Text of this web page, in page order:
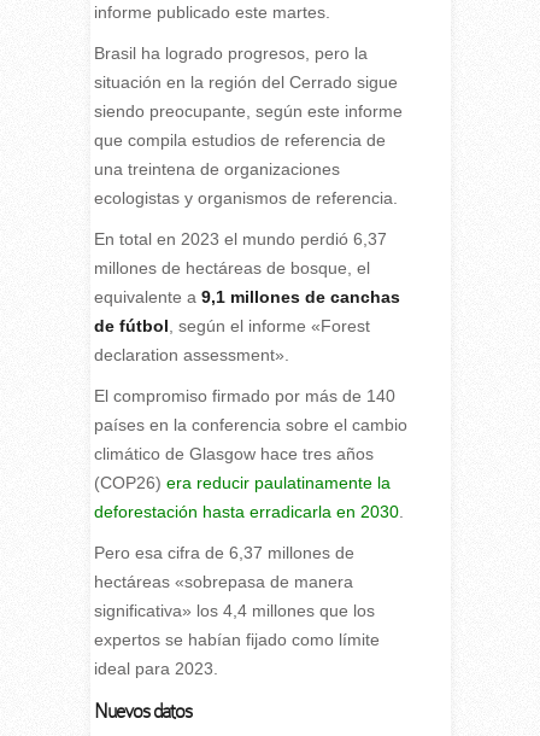
informe publicado este martes.
Brasil ha logrado progresos, pero la
situación en la región del Cerrado sigue
siendo preocupante, según este informe
que compila estudios de referencia de
una treintena de organizaciones
ecologistas y organismos de referencia.
En total en 2023 el mundo perdió 6,37
millones de hectáreas de bosque, el
equivalente a 9,1 millones de canchas
de fútbol , según el informe «Forest
declaration assessment».
El compromiso firmado por más de 140
países en la conferencia sobre el cambio
climático de Glasgow hace tres años
(COP26) era reducir paulatinamente la
deforestación hasta erradicarla en 2030.
Pero esa cifra de 6,37 millones de
hectáreas «sobrepasa de manera
significativa» los 4,4 millones que los
expertos se habían fijado como límite
ideal para 2023.
Nuevos datos